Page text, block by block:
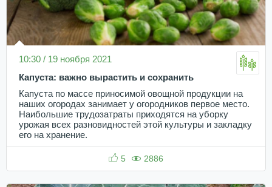
10:30 / 19 ноября 2021
Капуста: важно вырастить и сохранить
Капуста по массе приносимой овощной продукции на
наших огородах занимает у огородников первое место.
Наибольшие трудозатраты приходятся на уборку
урожая всех разновидностей этой культуры и закладку
его на хранение.
5 2886